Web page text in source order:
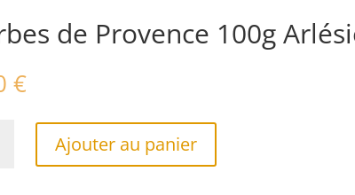
de Provence 100g
€
Ajouter au panier